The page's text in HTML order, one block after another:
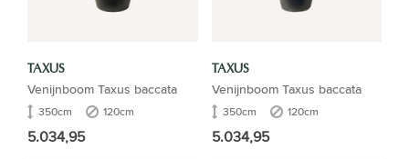
TAXUS
Venijnboom Taxus baccata
350cm 120cm
5.034,95
TAXUS
Venijnboom Taxus baccata
350cm 120cm
5.034,95